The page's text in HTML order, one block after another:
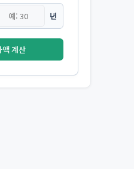
년
액 계산